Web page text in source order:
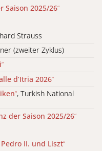
Saison 2025/26“
Strauss
(zweiter Zyklus)
“
d’Itria 2026“
“, Turkish National
der Saison 2025/26“
II. und Liszt“